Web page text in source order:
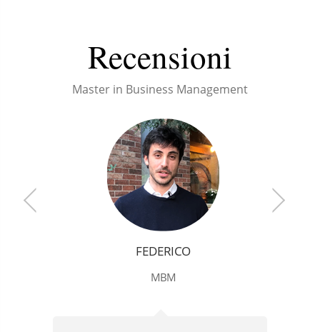
Recensioni
Master in Business Management
FEDERICO
MBM